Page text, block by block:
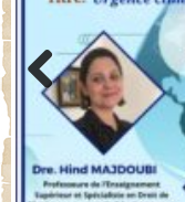
Previo